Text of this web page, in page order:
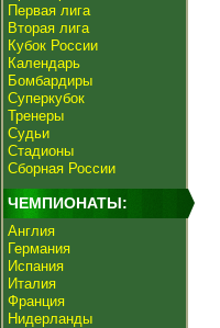
Первая лига
Вторая лига
Кубок России
Календарь
Бомбардиры
Суперкубок
Тренеры
Судьи
Стадионы
Сборная России
ЧЕМПИОНАТЫ:
Англия
Германия
Испания
Италия
Франция
Нидерланды